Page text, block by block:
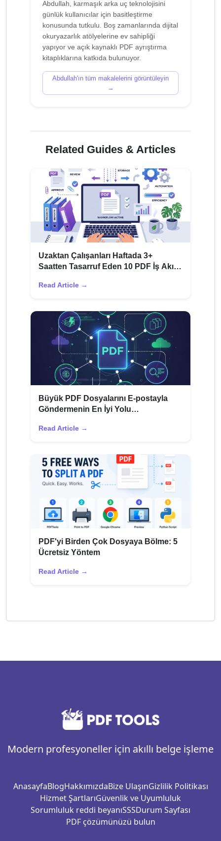
Abdullah, karmaşık arka uç teknolojisini
günlük kullanıcılar için basitleştirme
konusunda tutkulu. Boş zamanlarında dijital
okuryazarlık atölyelerine ev sahipliği
yapıyor ve açık kaynaklı PDF ayrıştırma
Abdullah'ın tüm makalelerini görüntüleyin
→
Related Guides & Articles
Uzaktan Çalışanları Haftada 3+
Saatten Tasarruf Eden 10 PDF İş Akışı
Read Article →
Büyük PDF Dosyalarını E-postayla
Göndermenin En İyi Yolu
Read Article →
PDF'yi Birden Çok Dosyaya Bölme: 5
Ücretsiz Yöntem
Read Article →
Modern profesyoneller için akıllı belge işleme
AnasayfaBlogHakkımızdaBize UlaşınGizlilik Politikası
Hizmet ŞartlarıGüvenlik ve Uyumluluk
Sorumluluk reddi beyanıSSSDurum Sayfası
PDF çözümünüzü bulun